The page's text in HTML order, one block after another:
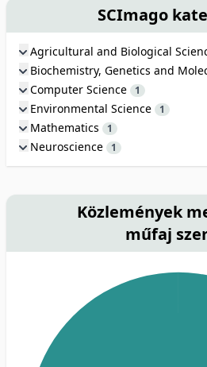
SCImago
Agricultural and Biological
Biochemistry, Genetics and
Computer Science 1
Environmental Science 1
Mathematics 1
Neuroscience 1
Közlemények
műfaj